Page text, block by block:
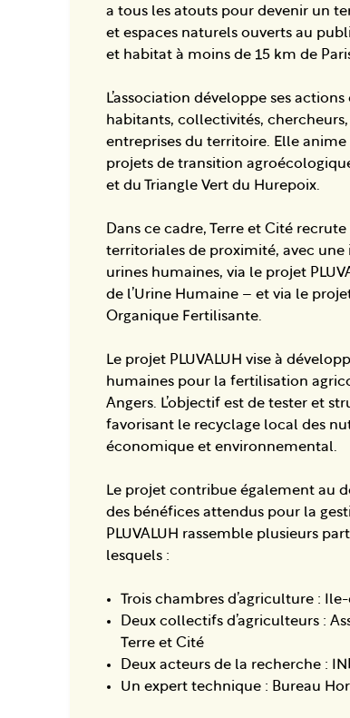
a tous les atouts pour devenir un
et espaces naturels ouverts au
et habitat à moins de 15 km de
L’association développe ses
habitants, collectivités,
entreprises du territoire. Elle
projets de transition
et du Triangle Vert du Hurepoix.
Dans ce cadre, Terre et Cité
territoriales de proximité, avec
urines humaines, via le projet
de l’Urine Humaine – et via le
Organique Fertilisante.
Le projet PLUVALUH vise à
humaines pour la fertilisation
Angers. L’objectif est de tester et
favorisant le recyclage local des
économique et environnemental.
Le projet contribue également au
des bénéfices attendus pour la
PLUVALUH rassemble plusieurs
lesquels :
Trois chambres d’agriculture :
Deux collectifs d’agriculteurs :
Terre et Cité
Deux acteurs de la recherche :
Un expert technique : Bureau